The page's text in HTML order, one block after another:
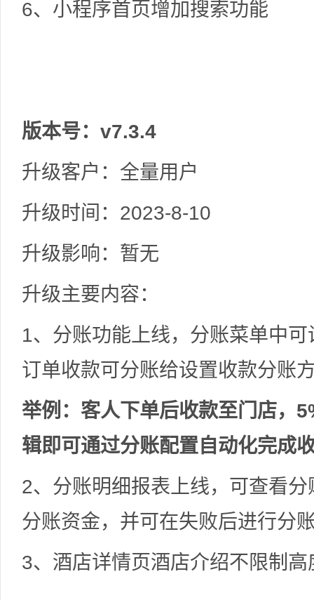
6、小程序首页增加搜索功能
版本号：v7.3.4
升级客户：全量用户
升级时间：2023-8-10
升级影响：暂无
升级主要内容：
1、分账功能上线，分账菜单中
订单收款可分账给设置收款分账
举例：客人下单后收款至门店，
辑即可通过分账配置自动化完成
2、分账明细报表上线，可查看
分账资金，并可在失败后进行分
3、酒店详情页酒店介绍不限制高